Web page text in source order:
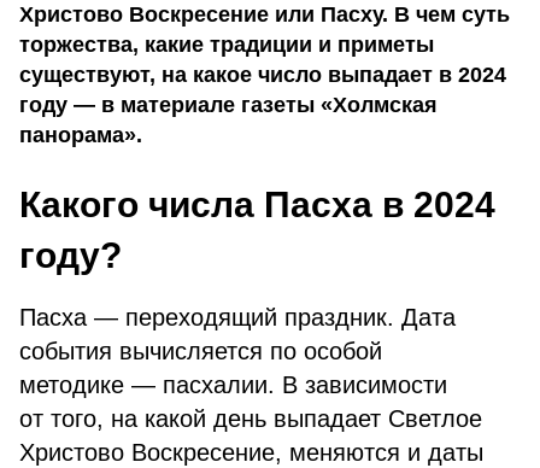
Христово Воскресение или Пасху. В чем суть
торжества, какие традиции и приметы
существуют, на какое число выпадает в 2024
году — в материале газеты «Холмская
панорама».
Какого числа Пасха в 2024
году?
Пасха — переходящий праздник. Дата
события вычисляется по особой
методике — пасхалии. В зависимости
от того, на какой день выпадает Светлое
Христово Воскресение, меняются и даты